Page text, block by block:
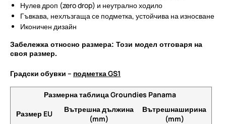
Нулев дроп (zero drop) и неутрално ходило
Гъвкава, нехлъзгаща се подметка, устойчива на износване
Иконичен дизайн
Забележка относно размера: Този модел отговаря на
своя размер.
Градски обувки – подметка GS1
Размерна таблица Groundies Panama
Размер EU
Вътрешна дължина
(mm)
Вътрешнаширина
(mm)